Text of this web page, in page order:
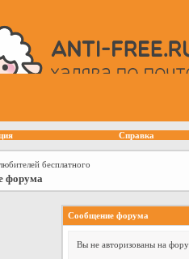
Справка
бесплатного
форума
Сообщение форума
Вы не авторизованы на